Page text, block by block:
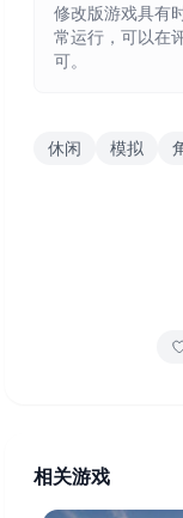
修改版游戏具有
常运行，可以在
可。
休闲 模拟
相关游戏